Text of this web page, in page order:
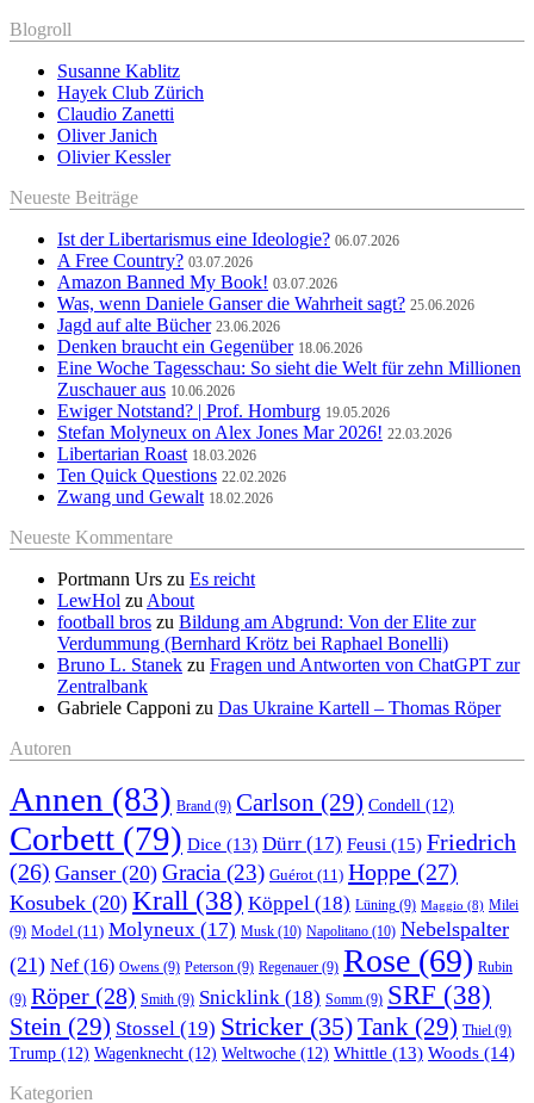
Blogroll
Susanne Kablitz
Hayek Club Zürich
Claudio Zanetti
Oliver Janich
Olivier Kessler
Neueste Beiträge
Ist der Libertarismus eine Ideologie? 06.07.2026
A Free Country? 03.07.2026
Amazon Banned My Book! 03.07.2026
Was, wenn Daniele Ganser die Wahrheit sagt? 25.06.2026
Jagd auf alte Bücher 23.06.2026
Denken braucht ein Gegenüber 18.06.2026
Eine Woche Tagesschau: So sieht die Welt für zehn Millionen
Zuschauer aus 10.06.2026
Ewiger Notstand? | Prof. Homburg 19.05.2026
Stefan Molyneux on Alex Jones Mar 2026! 22.03.2026
Libertarian Roast 18.03.2026
Ten Quick Questions 22.02.2026
Zwang und Gewalt 18.02.2026
Neueste Kommentare
Portmann Urs zu Es reicht
LewHol zu About
football bros zu Bildung am Abgrund: Von der Elite zur
Verdummung (Bernhard Krötz bei Raphael Bonelli)
Bruno L. Stanek zu Fragen und Antworten von ChatGPT zur
Zentralbank
Gabriele Capponi zu Das Ukraine Kartell – Thomas Röper
Autoren
Annen (83) Brand (9) Carlson (29) Condell (12)
Corbett (79) Dice (13) Dürr (17) Feusi (15) Friedrich
(26) Ganser (20) Gracia (23) Guérot (11) Hoppe (27)
Kosubek (20) Krall (38) Köppel (18) Lüning (9) Maggio (8) Milei
(9) Model (11) Molyneux (17) Musk (10) Napolitano (10) Nebelspalter
(21) Nef(16) Owens (9) Peterson (9) Regenauer (9) Rose (69) Rubin
(9) Röper (28) Smith (9) Snicklink (18) Somm (9) SRF (38)
Stein (29) Stossel (19) Stricker(35)Tank (29) Thiel (9)
Trump (12) Wagenknecht (12) Weltwoche (12) Whittle (13) Woods (14)
Kategorien